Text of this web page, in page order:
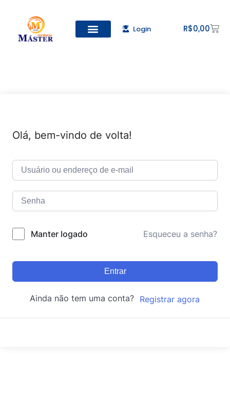
Login R$0,00
Olá, bem-vindo de volta!
Manter logado Esqueceu a senha?
Entrar
Ainda não tem uma conta? Registrar agora